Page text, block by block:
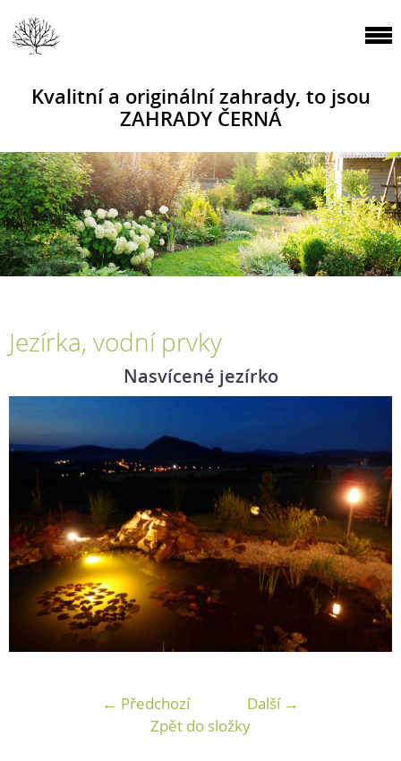
Kvalitní a originální zahrady, to jsou
ZAHRADY ČERNÁ
Jezírka, vodní prvky
Nasvícené jezírko
← Předchozí
Další →
Zpět do složky